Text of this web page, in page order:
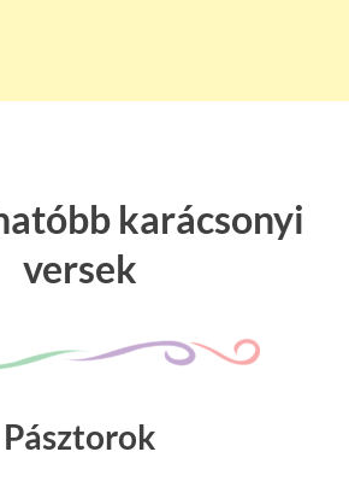
karácsonyi
versek
Pásztorok